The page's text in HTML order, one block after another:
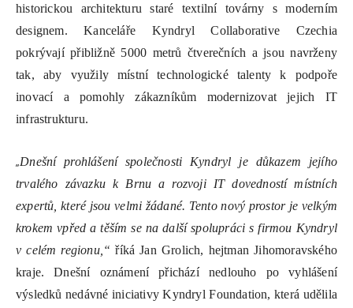
historickou architekturu staré textilní továrny s moderním
designem. Kanceláře Kyndryl Collaborative Czechia
pokrývají přibližně 5000 metrů čtverečních a jsou navrženy
tak, aby využily místní technologické talenty k podpoře
inovací a pomohly zákazníkům modernizovat jejich IT
infrastrukturu.
„Dnešní prohlášení společnosti Kyndryl je důkazem jejího
trvalého závazku k Brnu a rozvoji IT dovedností místních
expertů, které jsou velmi žádané. Tento nový prostor je velkým
krokem vpřed a těším se na další spolupráci s firmou Kyndryl
v celém regionu,“ říká Jan Grolich, hejtman Jihomoravského
kraje. Dnešní oznámení přichází nedlouho po vyhlášení
výsledků nedávné iniciativy Kyndryl Foundation, která udělila